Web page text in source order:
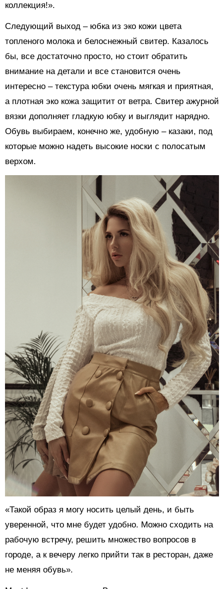
коллекция!».
Следующий выход – юбка из эко кожи цвета
топленого молока и белоснежный свитер. Казалось
бы, все достаточно просто, но стоит обратить
внимание на детали и все становится очень
интересно – текстура юбки очень мягкая и приятная,
а плотная эко кожа защитит от ветра. Свитер ажурной
вязки дополняет гладкую юбку и выглядит нарядно.
Обувь выбираем, конечно же, удобную – казаки, под
которые можно надеть высокие носки с полосатым
верхом.
«Такой образ я могу носить целый день, и быть
уверенной, что мне будет удобно. Можно сходить на
рабочую встречу, решить множество вопросов в
городе, а к вечеру легко прийти так в ресторан, даже
не меняя обувь».